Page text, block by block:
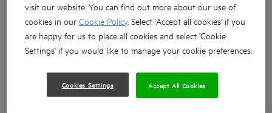
Mocna 2-biegowa wiertarka udarowa 1100 W
użytkowania
visit our website. You can find out more about our use of
cookies in ourCookie Policy. Select 'Accept all cookies' if you
are happy for us to place all cookies and select 'Cookie
Settings' if you would like to manage your cookie preferences.
Cookies Settings Accept All Cookies